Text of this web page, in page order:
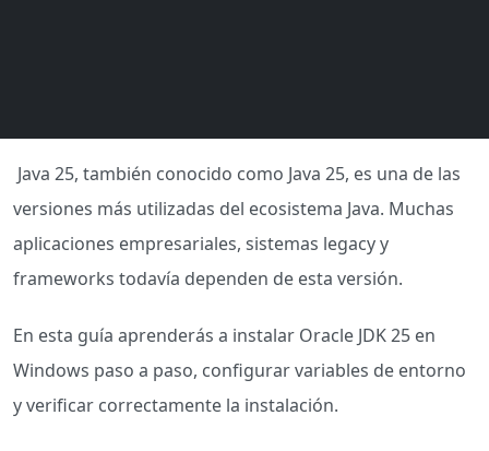
Java 25, también conocido como Java 25, es una de las
versiones más utilizadas del ecosistema Java. Muchas
aplicaciones empresariales, sistemas legacy y
frameworks todavía dependen de esta versión.
En esta guía aprenderás a instalar Oracle JDK 25 en
Windows paso a paso, configurar variables de entorno
y verificar correctamente la instalación.